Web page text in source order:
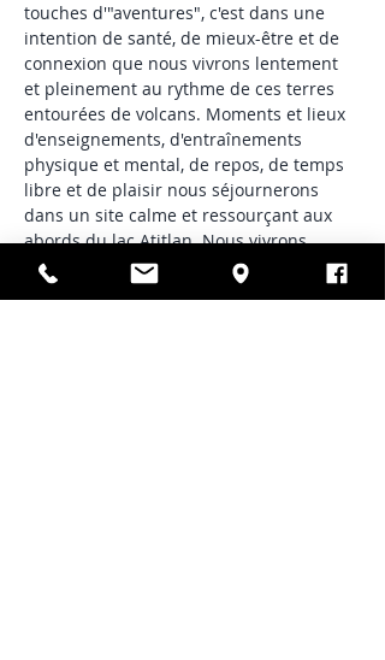
touches d'"aventures", c'est dans une
intention de santé, de mieux-être et de
connexion que nous vivrons lentement
et pleinement au rythme de ces terres
entourées de volcans. Moments et lieux
d'enseignements, d'entraînements
physique et mental, de repos, de temps
libre et de plaisir nous séjournerons
dans un site calme et ressourçant aux
abords du lac Atitlan. Nous vivrons
ensemble des journées thématiques
bien équilibrées sur chacun des plans